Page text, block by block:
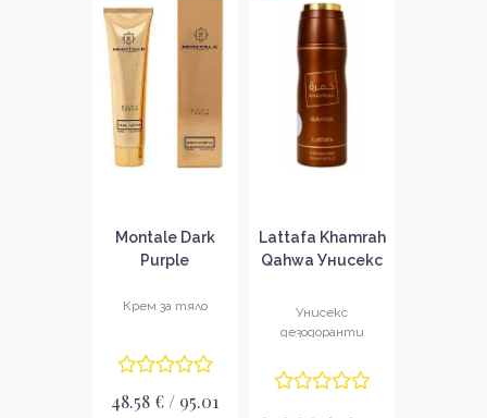
Montale Dark
Purple
за тяло
Крем за тяло
48.58 € / 95.01
Lattafa Khamrah
Qahwa Унисекс
спрей
Унисекс
дезодоранти